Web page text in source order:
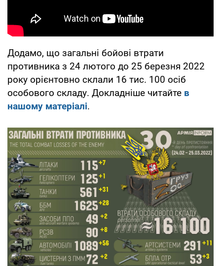
Додамо, що загальні бойові втрати
противника з 24 лютого до 25 березня 2022
року орієнтовно склали 16 тис. 100 осіб
особового складу. Докладніше читайте в
нашому матеріалі.